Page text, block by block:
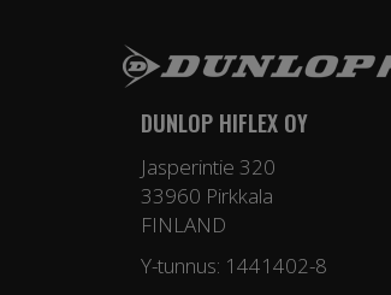
DUNLOP HIFLEX OY
Jasperintie 320
33960 Pirkkala
FINLAND
Y-tunnus: 1441402-8